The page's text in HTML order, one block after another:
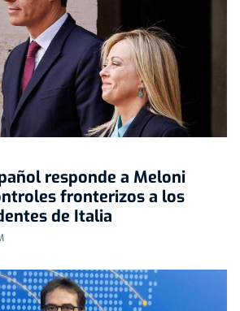
responde a Meloni
fronterizos a los
de Italia